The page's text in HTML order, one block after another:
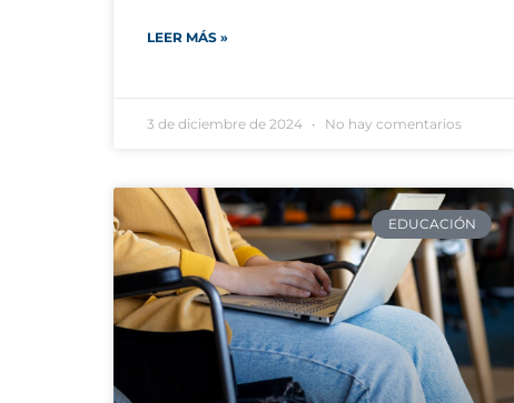
LEER MÁS »
3 de diciembre de 2024 No hay comentarios
EDUCACIÓN